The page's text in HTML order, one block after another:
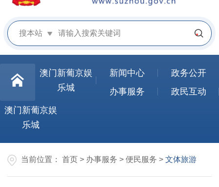
搜本站
澳门新葡京娱
乐城
新闻中心
政务公开
办事服务
政民互动
澳门新葡京娱
乐城
当前位置： 首页 > 办事服务 > 便民服务 > 文体旅游